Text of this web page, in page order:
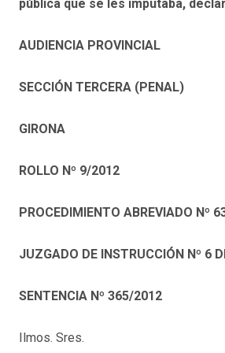
pública que se les imputaba,
AUDIENCIA PROVINCIAL
SECCIÓN TERCERA (PENAL)
GIRONA
ROLLO Nº 9/2012
PROCEDIMIENTO ABREVIADO Nº
JUZGADO DE INSTRUCCIÓN Nº 6
SENTENCIA Nº 365/2012
Ilmos. Sres.